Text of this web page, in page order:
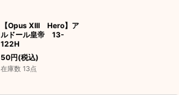
【Opus XIII Hero】ア
ルドール皇帝 13-
122H
50円(税込)
在庫数 13点